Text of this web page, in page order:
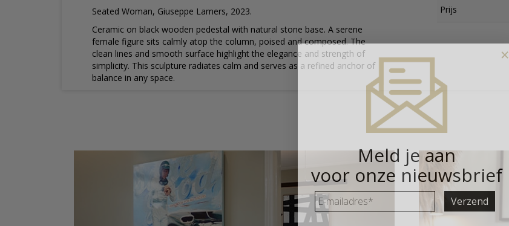
Seated Woman, Giuseppe Lamers, 2023.
Ceramic on black wooden pedestal with natural stone base. A serene
female figure sits calmly atop the column, poised and composed. The
clean lines and smooth surface highlight the elegance and strength of
simplicity. This sculpture radiates calm and serves as a refined anchor of
balance in any space.
Prijs
Meld je aan
voor onze nieuwsbrief
E-
mailadres *
×